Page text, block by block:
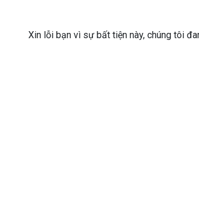
Xin lỗi bạn vì sự bất tiện này, chúng tôi